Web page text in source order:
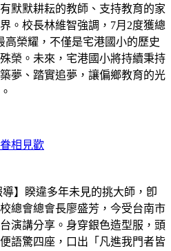
默默耕耘的教師、支持教育的家
。校長林維智強調，7月2度獲總
高榮耀，不僅是宅港國小的歷史
榮。未來，宅港國小將持續秉持
夢、踏實追夢，讓偏鄉教育的光
相見歡
導】睽違多年未見的挑大師，卽
總會總會長廖盛芳，今受台南市
演講分享。身穿銀色造型服，頭
語驚四座，口出「凡進我門者皆